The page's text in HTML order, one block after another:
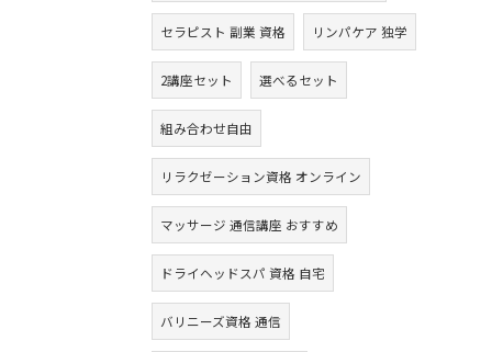
セラピスト 副業 資格 リンパケア 独学
2講座セット 選べるセット
組み合わせ自由
リラクゼーション資格 オンライン
マッサージ 通信講座 おすすめ
ドライヘッドスパ 資格 自宅
バリニーズ資格 通信